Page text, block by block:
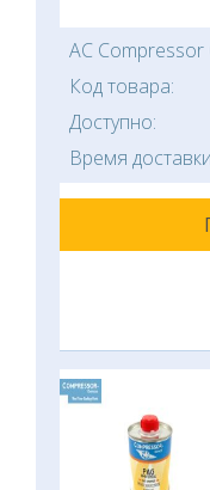
AC Compressor
Код товара:
Доступно:
Время